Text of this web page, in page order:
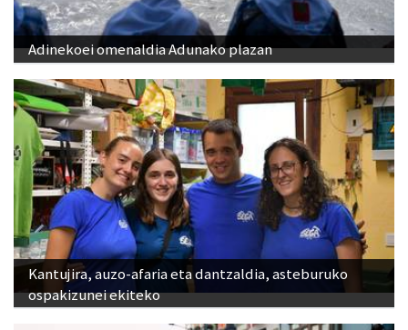
Adinekoei omenaldia Adunako plazan
Kantujira, auzo-afaria eta dantzaldia, asteburuko
ospakizunei ekiteko